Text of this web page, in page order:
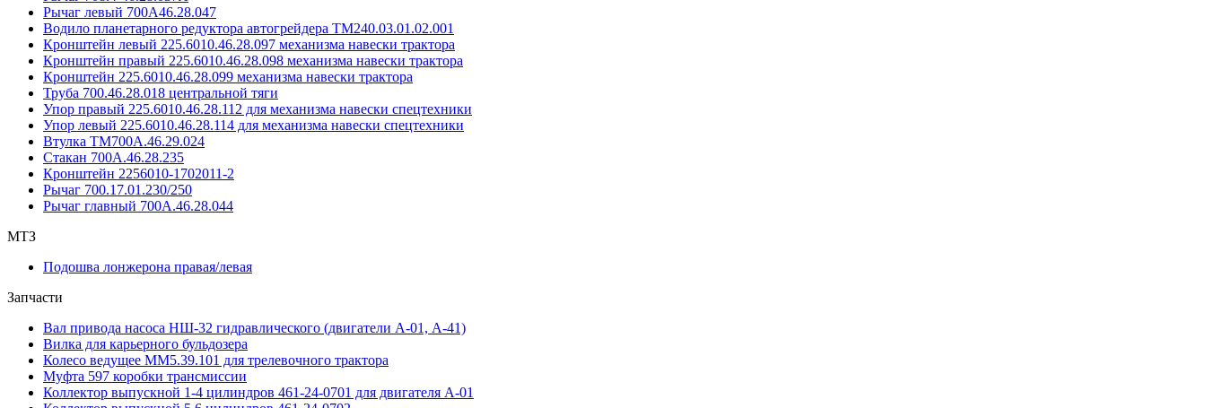
Рычаг левый 700А46.28.047
Водило планетарного редуктора автогрейдера ТМ240.03.01.02.001
Кронштейн левый 225.6010.46.28.097 механизма навески трактора
Кронштейн правый 225.6010.46.28.098 механизма навески трактора
Кронштейн 225.6010.46.28.099 механизма навески трактора
Труба 700.46.28.018 центральной тяги
Упор правый 225.6010.46.28.112 для механизма навески спецтехники
Упор левый 225.6010.46.28.114 для механизма навески спецтехники
Втулка ТМ700А.46.29.024
Стакан 700А.46.28.235
Кронштейн 2256010-1702011-2
Рычаг 700.17.01.230/250
Рычаг главный 700А.46.28.044
МТЗ
Подошва лонжерона правая/левая
Запчасти
Вал привода насоса НШ-32 гидравлического (двигатели А-01, А-41)
Вилка для карьерного бульдозера
Колесо ведущее ММ5.39.101 для трелевочного трактора
Муфта 597 коробки трансмиссии
Коллектор выпускной 1-4 цилиндров 461-24-0701 для двигателя А-01